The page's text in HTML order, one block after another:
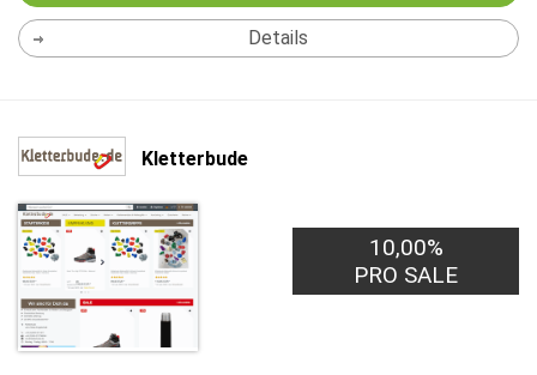
Details
Kletterbude
10,00%
PRO SALE